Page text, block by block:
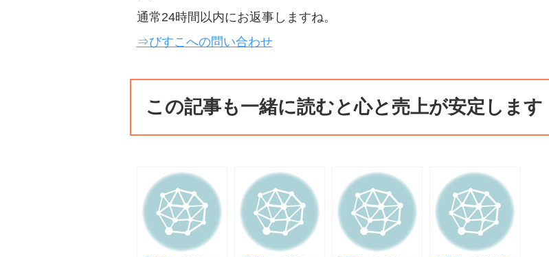
通常24時間以内にお返事しますね。
⇒びすこへの問い合わせ
この記事も一緒に読むと心と売上が安定します